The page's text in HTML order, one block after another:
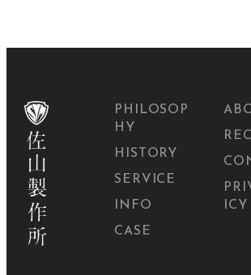
PHILOSOP
HY
HISTORY
SERVICE
INFO
CASE
ICY